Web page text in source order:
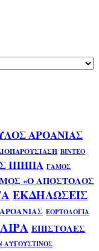
ΑΡΟΑΝΙΑΣ
ΒΙΝΤΕΟ
ΙΠΗΠΑ ΓΑΜΟΣ
«Ο ΑΠΟΣΤΟΛΟΣ
ΕΚΔΗΛΩΣΕΙΣ
ΕΟΡΤΟΛΟΓΙΑ
ΕΠΙΣΤΟΛΕΣ
ΑΥΓΟΥΣΤΙΝΟΣ